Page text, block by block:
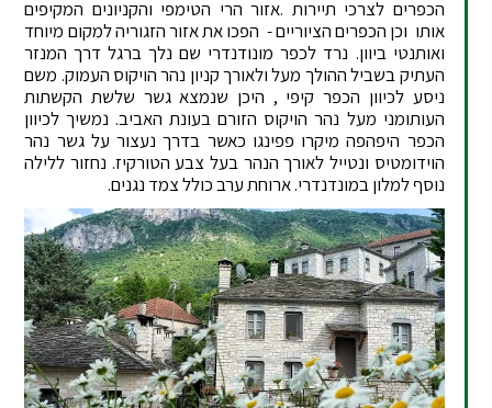
הכפרים לצרכי תיירות .אזור הרי הטימפי והקניונים המקיפים
אותו וכן הכפרים הציוריים - הפכו את אזור הזגוריה למקום מיוחד
ואותנטי ביוון. נרד לכפר מונודנדרי שם נלך ברגל דרך המנזר
העתיק בשביל ההולך מעל ולאורך קניון נהר הויקוס העמוק. משם
ניסע לכיוון הכפר קיפי , היכן שנמצא גשר שלשת הקשתות
העותומני מעל נהר הויקוס הזורם בעונת האביב. נמשיך לכיוון
הכפר היפהפה מיקרו פפינגו כאשר בדרך נעצור על גשר נהר
הוידומטיס ונטייל לאורך הנהר בעל צבע הטורקיז. נחזור ללילה
נוסף למלון במונדנדרי. ארוחת ערב כולל צמד נגנים.